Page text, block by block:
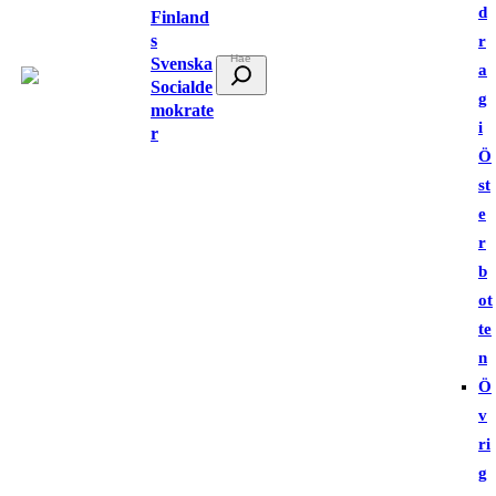
Finland
s
Svenska
Socialde
mokrate
r
ö
d
r
a
g
i
Ö
st
e
r
b
ot
te
n
Ö
v
ri
g